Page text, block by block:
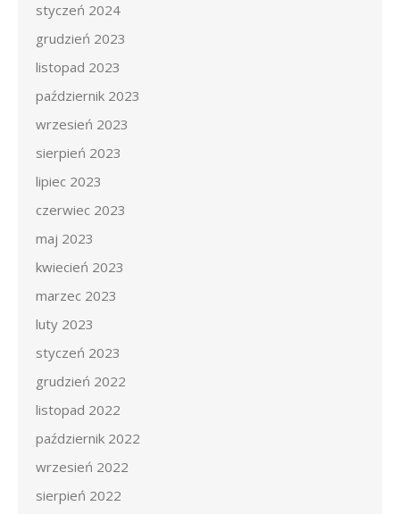
styczeń 2024
grudzień 2023
listopad 2023
październik 2023
wrzesień 2023
sierpień 2023
lipiec 2023
czerwiec 2023
maj 2023
kwiecień 2023
marzec 2023
luty 2023
styczeń 2023
grudzień 2022
listopad 2022
październik 2022
wrzesień 2022
sierpień 2022